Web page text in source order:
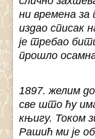
ни времена
издао списак
је требао
прошло
1897. желим
све што ћу
књигу. Током
Рашић ми је